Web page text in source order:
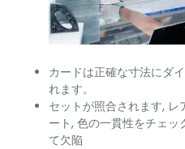
カードは正確な寸法にダ
れます。
セットが照合されます,
ート, 色の一貫性をチェッ
て欠陥